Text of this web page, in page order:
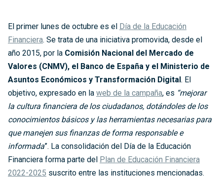
El primer lunes de octubre es el Día de la Educación
Financiera. Se trata de una iniciativa promovida, desde el
año 2015, por la Comisión Nacional del Mercado de
Valores (CNMV), el Banco de España y el Ministerio de
Asuntos Económicos y Transformación Digital. El
objetivo, expresado en la web de la campaña, es “mejorar
la cultura financiera de los ciudadanos, dotándoles de los
conocimientos básicos y las herramientas necesarias para
que manejen sus finanzas de forma responsable e
informada”. La consolidación del Día de la Educación
Financiera forma parte del Plan de Educación Financiera
2022-2025 suscrito entre las instituciones mencionadas.